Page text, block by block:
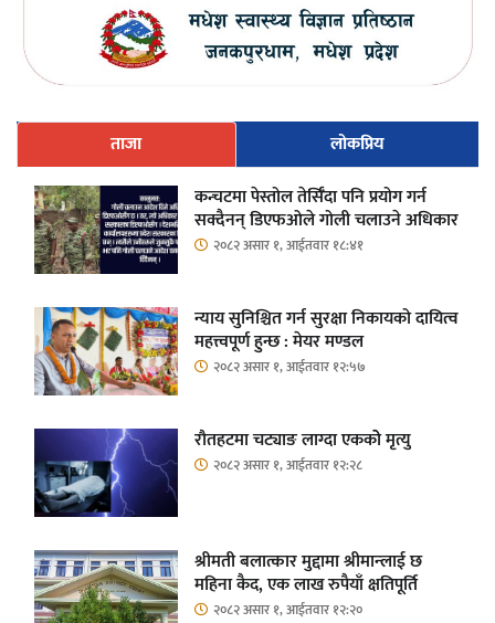
ताजा
लोकप्रिय
कन्चटमा पेस्तोल तेर्सिँदा पनि प्रयोग गर्न
सक्दैनन् डिएफओले गोली चलाउने अधिकार
२०८२ असार १, आईतवार १८:४१
न्याय सुनिश्चित गर्न सुरक्षा निकायको दायित्व
महत्त्वपूर्ण हुन्छ : मेयर मण्डल
२०८२ असार १, आईतवार १२:५७
रौतहटमा चट्याङ लाग्दा एककोे मृत्यु
२०८२ असार १, आईतवार १२:२८
श्रीमती बलात्कार मुद्दामा श्रीमान्लाई छ
महिना कैद, एक लाख रुपैयाँ क्षतिपूर्ति
२०८२ असार १, आईतवार १२:२०